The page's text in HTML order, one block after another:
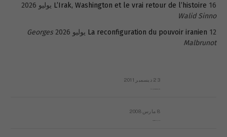
L’Irak, Washington et le vrai retour de l’histoire 16 يوليو 2026
Walid Sinno
La reconfiguration du pouvoir iranien 12 يوليو 2026
Georges
Malbrunot
23 ديسمبر 2011
8 مارس 2008